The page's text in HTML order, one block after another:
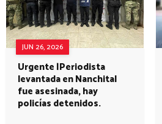
JUN 26, 2026
Urgente |Periodista
levantada en Nanchital
fue asesinada, hay
policías detenidos.